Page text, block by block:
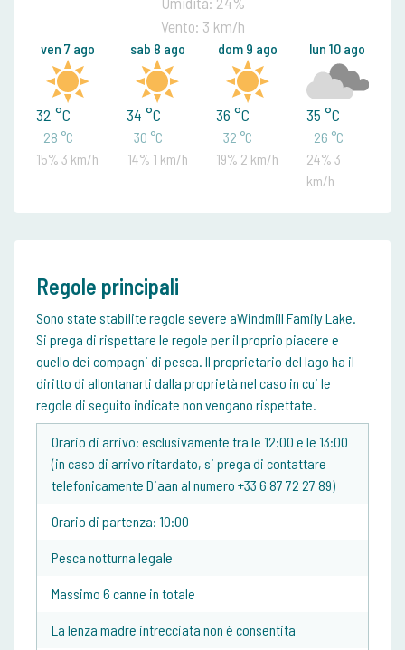
Vento: 3 km/h
ven 7 ago
32 °C
28 °C
15% 3 km/h
sab 8 ago
34 °C
30 °C
14% 1 km/h
dom 9 ago
36 °C
32 °C
19% 2 km/h
lun 10 ago
35 °C
26 °C
24% 3
km/h
Regole principali
Sono state stabilite regole severe aWindmill Family Lake.
Si prega di rispettare le regole per il proprio piacere e
quello dei compagni di pesca. Il proprietario del lago ha il
diritto di allontanarti dalla proprietà nel caso in cui le
regole di seguito indicate non vengano rispettate.
Orario di arrivo: esclusivamente tra le 12:00 e le 13:00
(in caso di arrivo ritardato, si prega di contattare
telefonicamente Diaan al numero +33 6 87 72 27 89)
Orario di partenza: 10:00
Pesca notturna legale
Massimo 6 canne in totale
La lenza madre intrecciata non è consentita